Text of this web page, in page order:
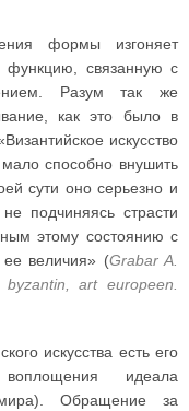
формы изгоняет
функцию, связанную с
Разум так же
как это было в
искусство
способно внушить
сути оно серьезно и
подчиняясь страсти
этому состоянию с
ее величия» (Grabar A.
art europeen.
искусства есть его
идеала
мира). Обращение за